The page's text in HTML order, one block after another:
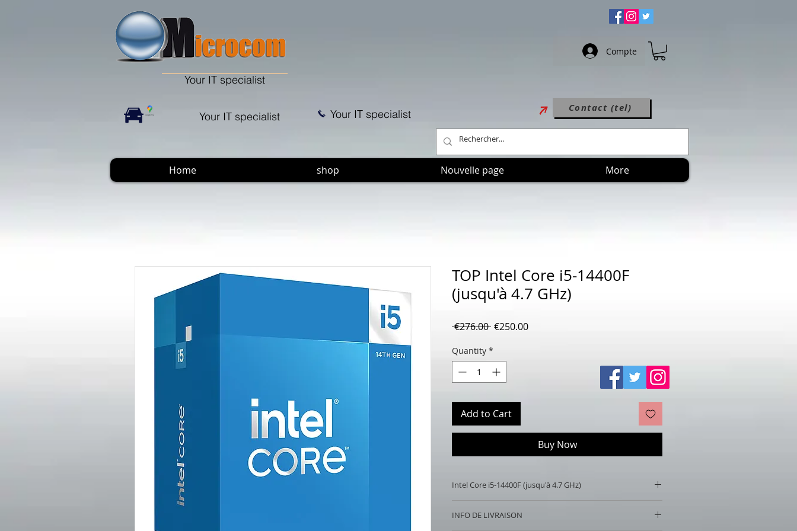
Your IT specialist
Your IT specialist Your IT specialist
Compte
Contact (tel)
Home shop Nouvelle page More
TOP Intel Core i5-14400F
(jusqu'à 4.7 GHz)
€276.00 Regular
€250.00Sale
Quantity *
Add to Cart
Buy Now
Intel Core i5-14400F (jusqu'à 4.7 GHz)
INFO DE LIVRAISON